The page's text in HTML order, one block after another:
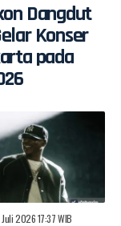
Dangdut
Konser
pada
Juli 2026 17:37 WIB